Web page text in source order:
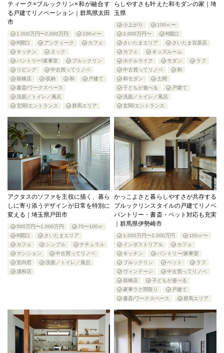
ティーク×ブルックリン×和が融合す
る戸建てリノベーション｜群馬県太田
市
1,000万円〜2,000万円
100㎡〜
R開口
アンティーク
カフェ
キッチン
ヌック
パントリー/家事室
ブルックリン
リビング
中古買ってリノベ
前橋店
収納 和
戸建て
書斎/ワークスペース
洗面／トイレ／風呂
玄関/エントランス
群馬エリア
らしやすさも叶えた和モダンの家｜埼
玉県
小上がり
100㎡〜
2,000万円〜
R開口
さいたまエリア
さいたま宮原店
カフェ
キッズルーム
ホテルライク
モダン
ラフ
中古買ってリノベ
和
和モダン
土間
子どもが遊べる
戸建て
洗面／トイレ／風呂
玄関/エントランス
アクタスのソファを主役に描く、暮ら
しに寄り添うデザインが日常を特別に
変える｜埼玉県戸田市
500万円〜1,000万円
70〜100㎡
R開口
さいたまエリア
カフェ
シンプル
ナチュラル
マンション
中古買ってリノベ
室内窓
洗面／トイレ／風呂
浦和店
かっこよさと暮らしやすさが共存する
ブルックリンスタイルの戸建てリノベ
パントリー・書斎・ペット対応も充実
｜群馬県伊勢崎市
1,000万円〜2,000万円
100㎡〜
インダストリアル
カフェ
キッチン
パントリー/家事室
ブルックリン
ペット
ラフ
ヴィンテージ
中古買ってリノベ
前橋店
子どもが遊べる
家事ラク間取り
戸建て
書斎/ワークスペース
群馬エリア